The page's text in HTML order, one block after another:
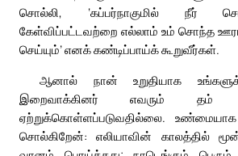
சொல்லி, ‘கப்பர்நாகுமில் நீர்
கேள்விப்பட்டவற்றை எல்லாம் உம் சொந்த
செய்யும்’ எனக் கண்டிப்பாய்க் கூறுவீர்கள்.
ஆனால் நான் உறுதியாக
இறைவாக்கினர் எவரும்
ஏற்றுக்கொள்ளப்படுவதில்லை.
சொல்கிறேன்: எலியாவின் காலத்தில்